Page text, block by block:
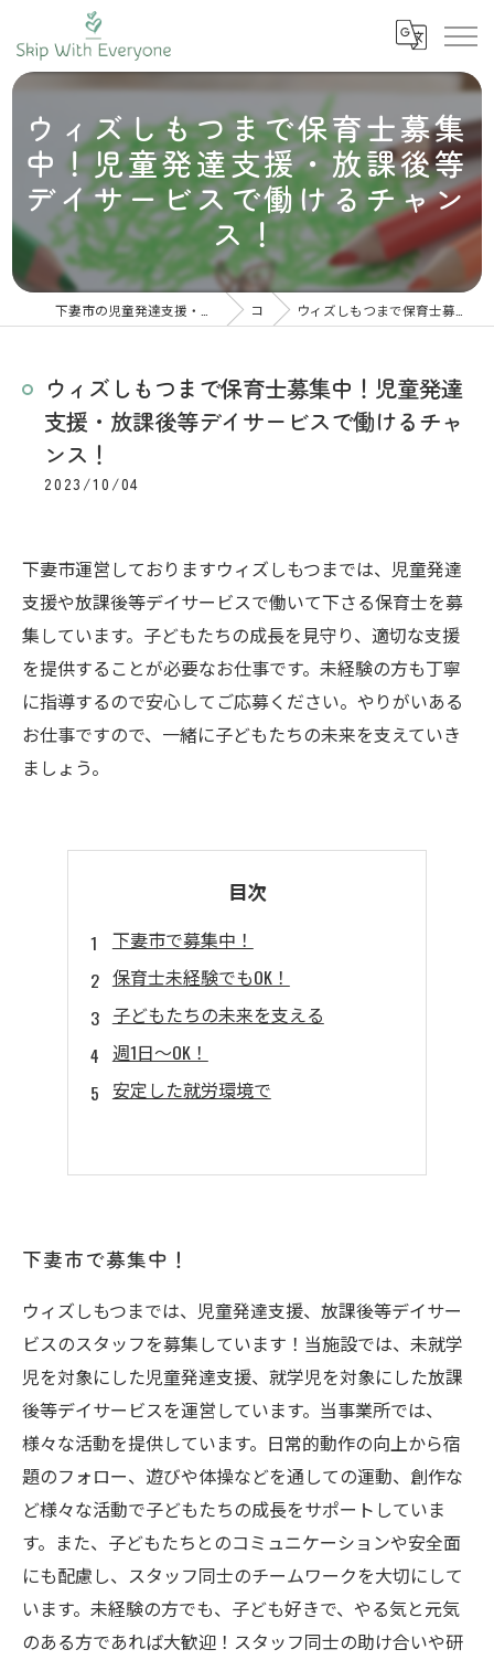
ウィズしもつまで保育士募集
中！児童発達支援・放課後等
デイサービスで働けるチャン
ス！
コラム ウィズしもつまで保育士募集中！児童発達支援・放課後等デイサービスで働けるチャンス！
ウィズしもつまで保育士募集中！児童発達
支援・放課後等デイサービスで働けるチャ
ンス！
2023/10/04
下妻市運営しておりますウィズしもつまでは、児童発達
支援や放課後等デイサービスで働いて下さる保育士を募
集しています。子どもたちの成長を見守り、適切な支援
を提供することが必要なお仕事です。未経験の方も丁寧
に指導するので安心してご応募ください。やりがいある
お仕事ですので、一緒に子どもたちの未来を支えていき
ましょう。
目次
下妻市で募集中！
保育士未経験でもOK！
子どもたちの未来を支える
週1日～OK！
安定した就労環境で
下妻市で募集中！
ウィズしもつまでは、児童発達支援、放課後等デイサー
ビスのスタッフを募集しています！当施設では、未就学
児を対象にした児童発達支援、就学児を対象にした放課
後等デイサービスを運営しています。当事業所では、
様々な活動を提供しています。日常的動作の向上から宿
題のフォロー、遊びや体操などを通しての運動、創作な
ど様々な活動で子どもたちの成長をサポートしていま
す。また、子どもたちとのコミュニケーションや安全面
にも配慮し、スタッフ同士のチームワークを大切にして
います。未経験の方でも、子ども好きで、やる気と元気
のある方であれば大歓迎！スタッフ同士の助け合いや研